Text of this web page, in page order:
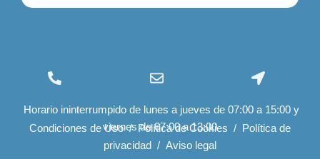
export@felizcaminar.com
Villena (Alicante)
España
Horario ininterrumpido de lunes a jueves de 07:00 a 15:00 y
viernes de 07:00 a 13:00
Condiciones de Uso/ Política de Cookies /
Política de
privacidad
/ Aviso legal